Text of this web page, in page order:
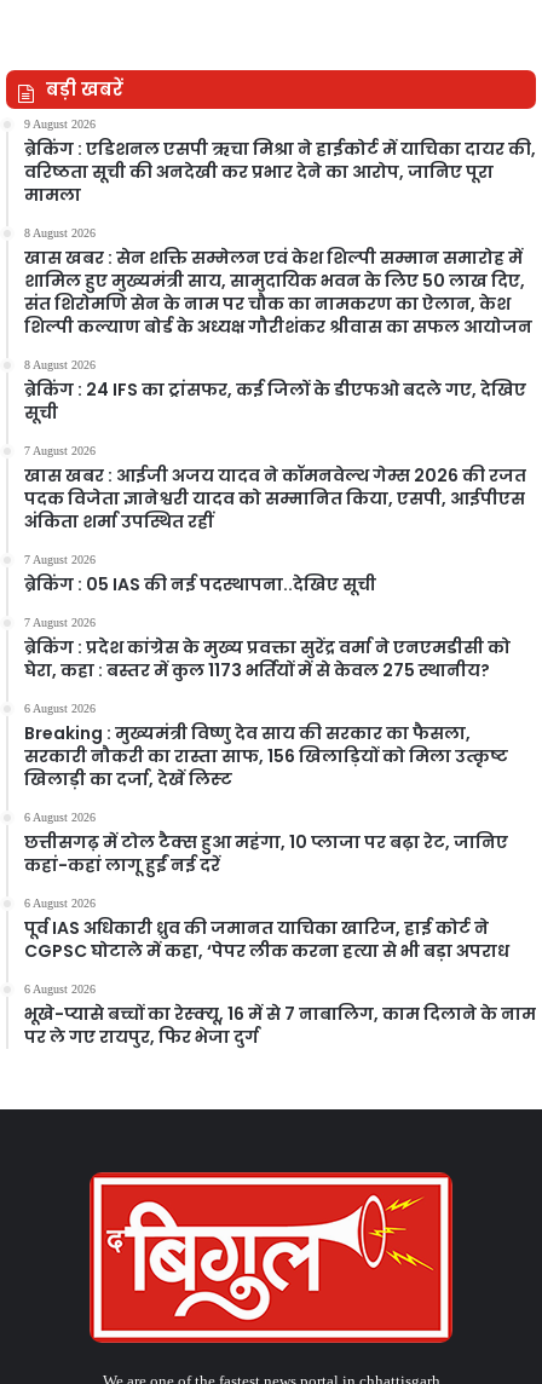
बड़ी खबरें
9 August 2026
ब्रेकिंग : एडिशनल एसपी ऋचा मिश्रा ने हाईकोर्ट में याचिका दायर की,
वरिष्ठता सूची की अनदेखी कर प्रभार देने का आरोप, जानिए पूरा
मामला
8 August 2026
खास खबर : सेन शक्ति सम्मेलन एवं केश शिल्पी सम्मान समारोह में
शामिल हुए मुख्यमंत्री साय, सामुदायिक भवन के लिए 50 लाख दिए,
संत शिरोमणि सेन के नाम पर चौक का नामकरण का ऐलान, केश
शिल्पी कल्याण बोर्ड के अध्यक्ष गौरीशंकर श्रीवास का सफल आयोजन
8 August 2026
ब्रेकिंग : 24 IFS का ट्रांसफर, कई जिलों के डीएफओ बदले गए, देखिए
सूची
7 August 2026
खास खबर : आईजी अजय यादव ने कॉमनवेल्थ गेम्स 2026 की रजत
पदक विजेता ज्ञानेश्वरी यादव को सम्मानित किया, एसपी, आईपीएस
अंकिता शर्मा उपस्थित रहीं
7 August 2026
ब्रेकिंग : 05 IAS की नई पदस्थापना..देखिए सूची
7 August 2026
ब्रेकिंग : प्रदेश कांग्रेस के मुख्य प्रवक्ता सुरेंद्र वर्मा ने एनएमडीसी को
घेरा, कहा : बस्तर में कुल 1173 भर्तियों में से केवल 275 स्थानीय?
6 August 2026
Breaking : मुख्यमंत्री विष्णु देव साय की सरकार का फैसला,
सरकारी नौकरी का रास्ता साफ, 156 खिलाड़ियों को मिला उत्कृष्ट
खिलाड़ी का दर्जा, देखें लिस्‍ट
6 August 2026
छत्तीसगढ़ में टोल टैक्स हुआ महंगा, 10 प्लाजा पर बढ़ा रेट, जानिए
कहां-कहां लागू हुईं नई दरें
6 August 2026
पूर्व IAS अधिकारी ध्रुव की जमानत याचिका खारिज, हाई कोर्ट ने
CGPSC घोटाले में कहा, ‘पेपर लीक करना हत्या से भी बड़ा अपराध
6 August 2026
भूखे-प्यासे बच्चों का रेस्क्यू, 16 में से 7 नाबालिग, काम दिलाने के नाम
पर ले गए रायपुर, फिर भेजा दुर्ग